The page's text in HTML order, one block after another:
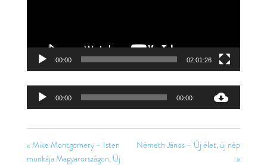
00:00 02:01:26
Audió
00:00 00:00
« Mike Montgomery – Isten
munkája Magyarországon, Új
Németh János – Új élet, új nép
»